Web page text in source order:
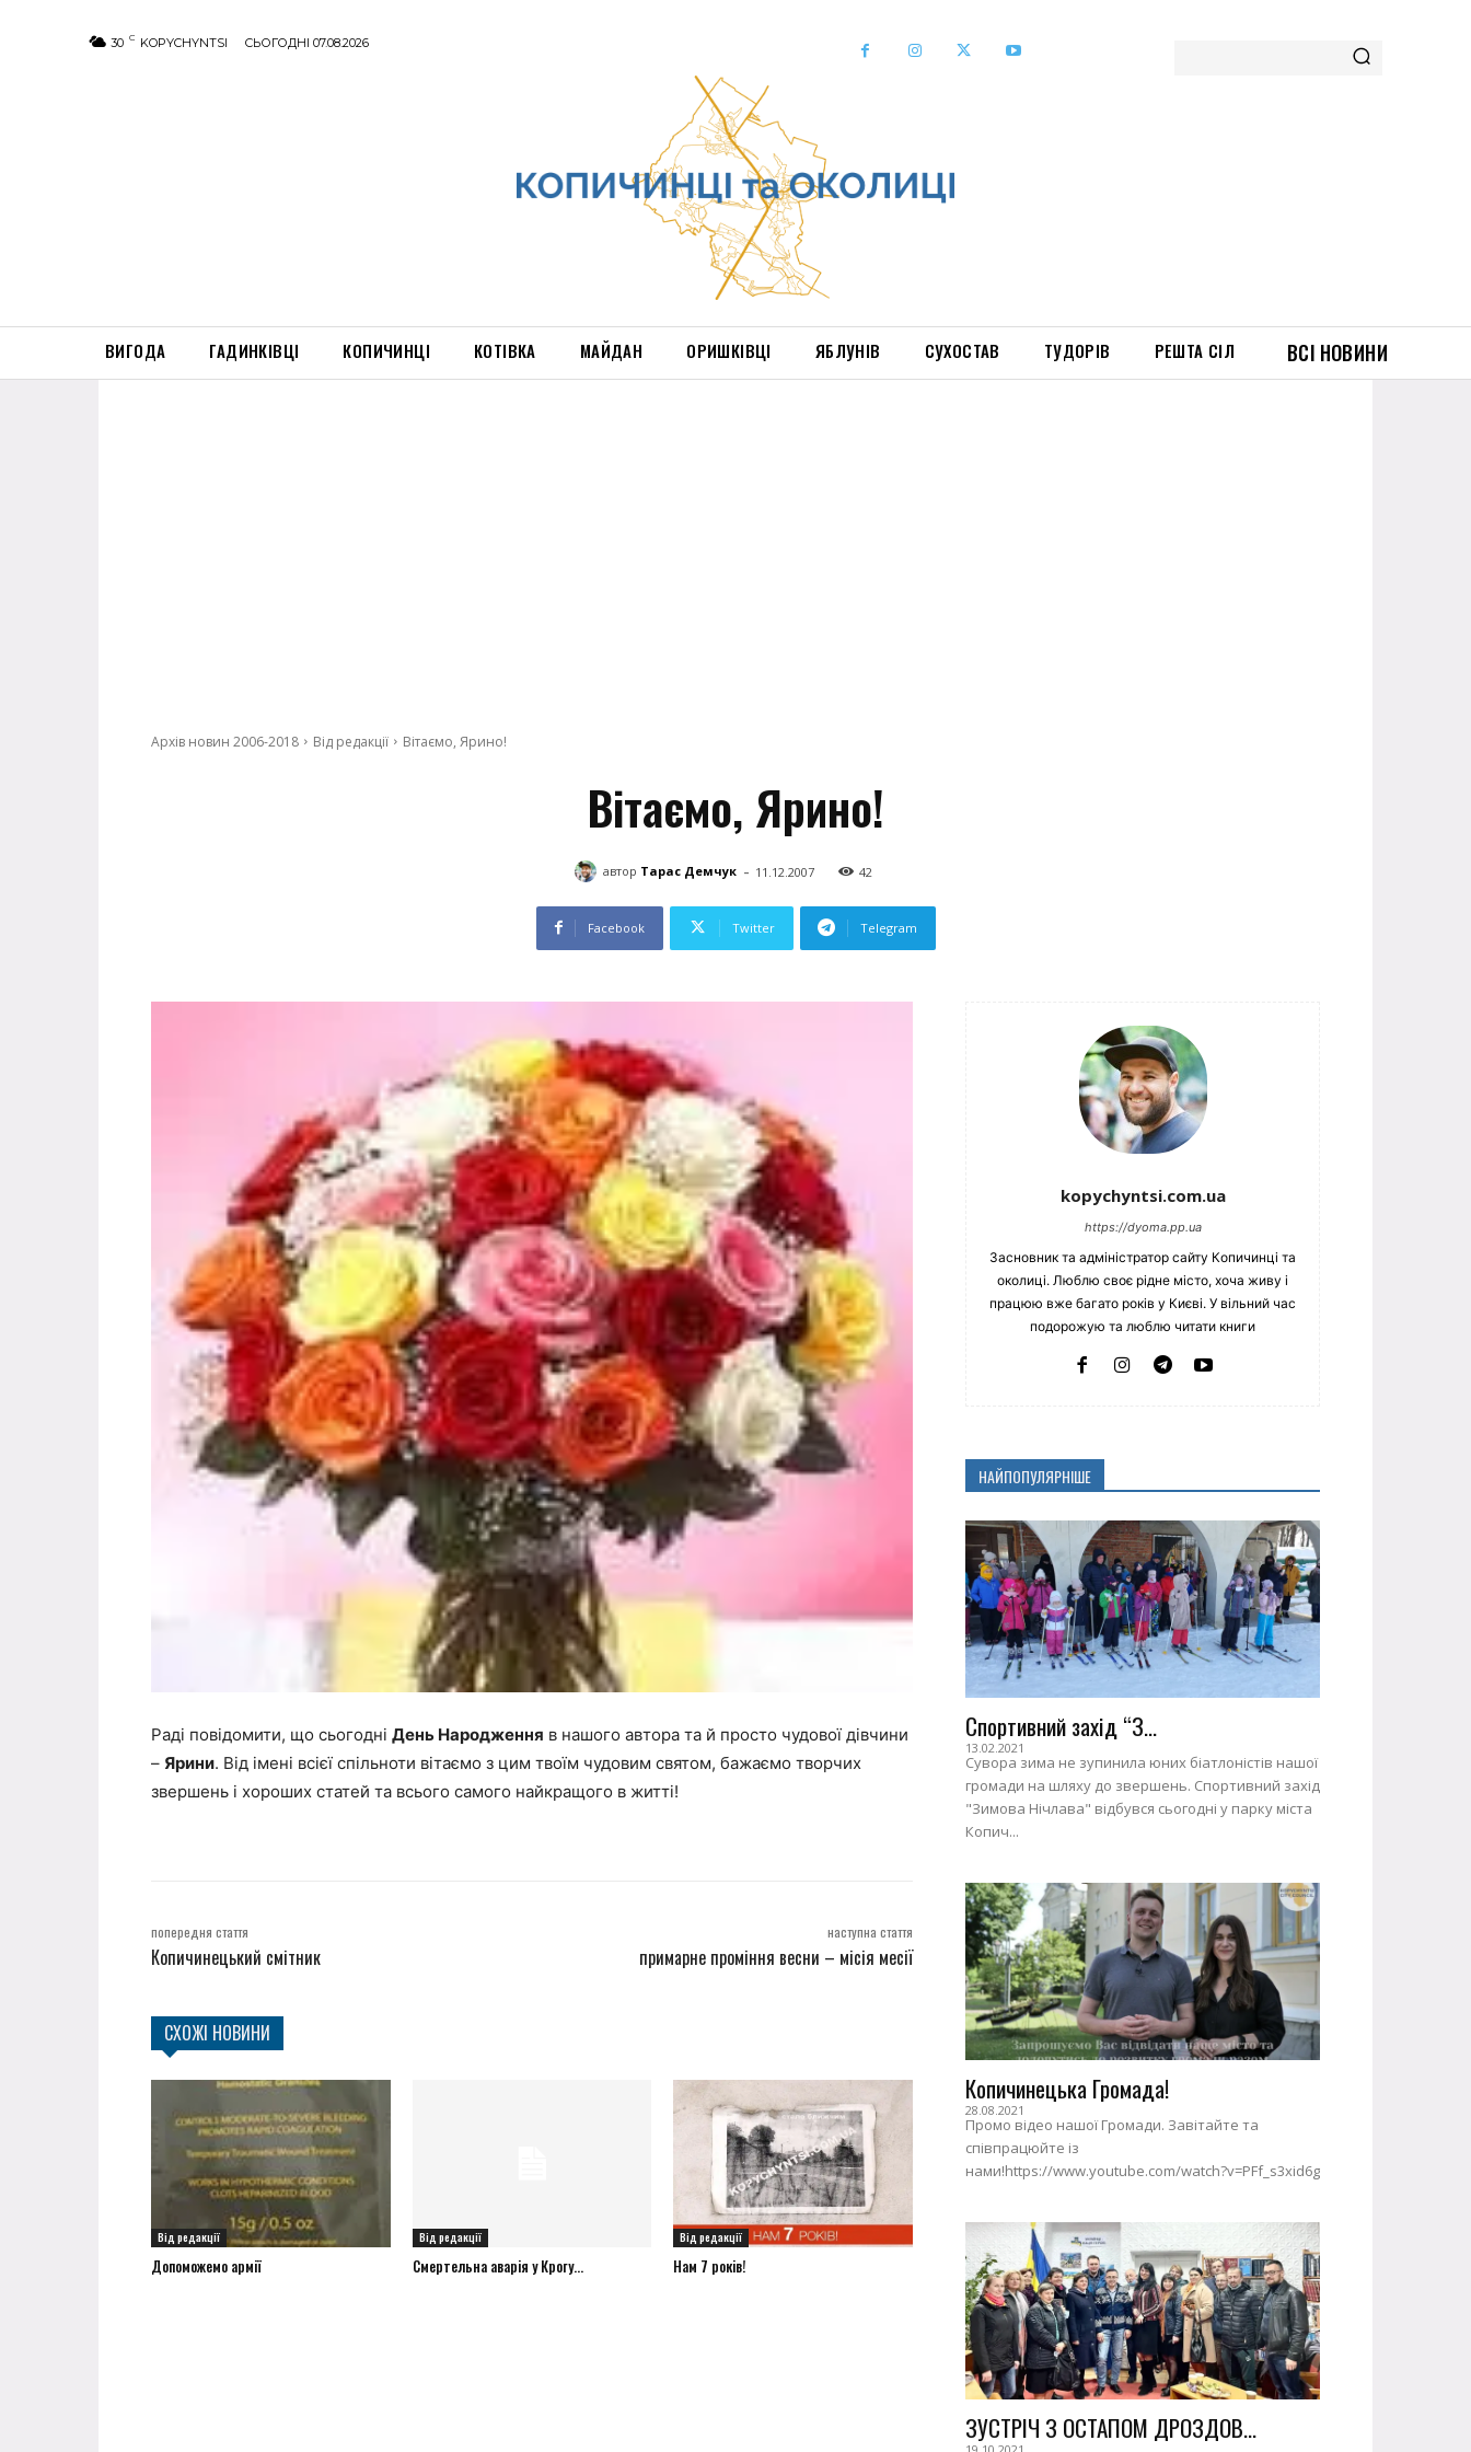
30 C KOPYCHYNTSI СЬОГОДНІ 07.08.2026
ВИГОДА ГАДИНКІВЦІ КОПИЧИНЦІ КОТІВКА МАЙДАН ОРИШКІВЦІ ЯБЛУНІВ СУХОСТАВ ТУДОРІВ РЕШТА СІЛ ВСІ НОВИНИ
Архів новин 2006-2018 Від редакції Вітаємо, Ярино!
Вітаємо, Ярино!
автор Тарас Демчук - 11.12.2007 42
Facebook Twitter Telegram
Раді повідомити, що сьогодні День Народження в нашого автора та й просто чудової дівчини
– Ярини. Від імені всієї спільноти вітаємо з цим твоїм чудовим святом, бажаємо творчих
звершень і хороших статей та всього самого найкращого в житті!
попередня стаття
Копичинецький смітник
наступна стаття
примарне проміння весни – місія месії
СХОЖІ НОВИНИ
Від редакції
Допоможемо армії
Від редакції
Смертельна аварія у Крогу...
Від редакції
Нам 7 років!
kopychyntsi.com.ua
https://dyoma.pp.ua
Засновник та адміністратор сайту Копичинці та
околиці. Люблю своє рідне місто, хоча живу і
працюю вже багато років у Києві. У вільний час
подорожую та люблю читати книги
НАЙПОПУЛЯРНІШЕ
Спортивний захід “З...
13.02.2021
Сувора зима не зупинила юних біатлоністів нашої
громади на шляху до звершень. Спортивний захід
"Зимова Нічлава" відбувся сьогодні у парку міста
Копич...
Копичинецька Громада!
28.08.2021
Промо відео нашої Громади. Завітайте та
співпрацюйте із
нами!https://www.youtube.com/watch?v=PFf_s3xid6g
ЗУСТРІЧ З ОСТАПОМ ДРОЗДОВ...